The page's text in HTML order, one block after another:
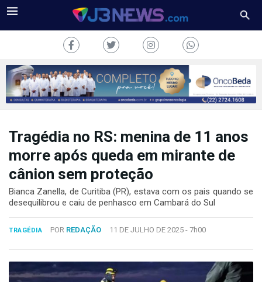
J3NEWS
TV
COLUNAS
2024
Desenvolvido
Tragédia no RS: menina de 11 anos
morre após queda em mirante de
cânion sem proteção
Bianca Zanella, de Curitiba (PR), estava com os pais quando se
desequilibrou e caiu de penhasco em Cambará do Sul
TRAGÉDIA POR REDAÇÃO 11 DE JULHO DE 2025 - 7h00